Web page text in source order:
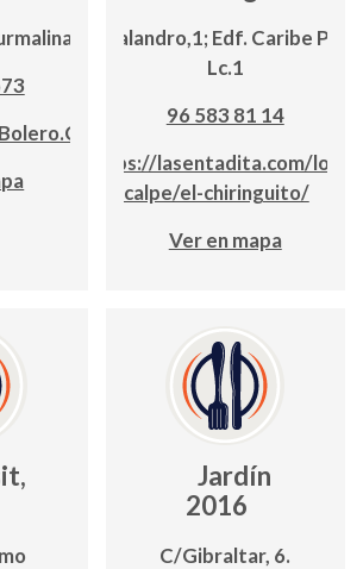
lc. 21
C/ Balandro,1; Edf. Caribe
Lc.1
96 583 81 14
https://lasentadita.com/
calpe/el-chiringuito/
Ver en mapa
Jardín
2016
C/Gibraltar, 6.